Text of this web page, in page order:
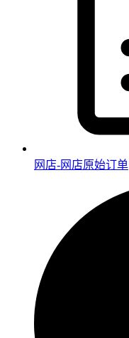
网店-网店原始订单